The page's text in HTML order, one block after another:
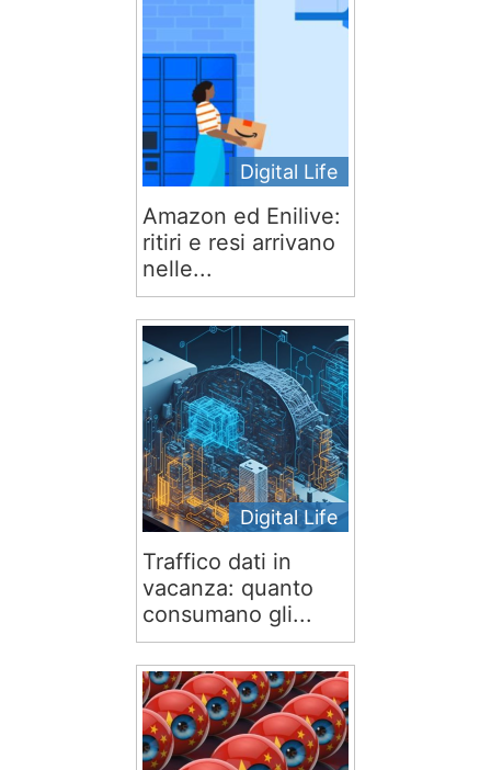
Digital Life
Amazon ed Enilive:
ritiri e resi arrivano
nelle...
Digital Life
Traffico dati in
vacanza: quanto
consumano gli...